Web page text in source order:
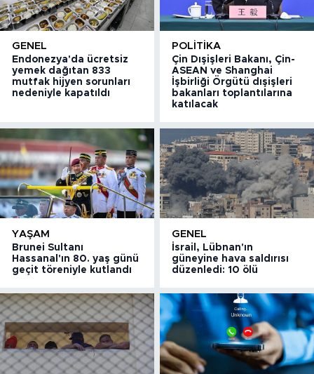
GENEL
Endonezya'da ücretsiz
yemek dağıtan 833
mutfak hijyen sorunları
nedeniyle kapatıldı
POLITIKA
Çin Dışişleri Bakanı, Çin-
ASEAN ve Shanghai
İşbirliği Örgütü dışişleri
bakanları toplantılarına
katılacak
YAŞAM
Brunei Sultanı
Hassanal'ın 80. yaş günü
geçit töreniyle kutlandı
GENEL
İsrail, Lübnan'ın
güneyine hava saldırısı
düzenledi: 10 ölü